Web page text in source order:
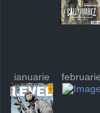
ianuarie februarie